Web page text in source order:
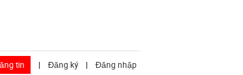
tin | Đăng ký | Đăng nhập